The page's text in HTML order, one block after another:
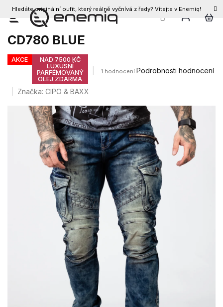
Přejít
obsah
Hledáte originální oufit, který reálně vyčnívá z řady? Vítejte v Enemiq!
CZK
Pánské džíny CIPO & BAXX
CD780 BLUE
AKCE
NAD 7500 KČ
LUXUSNÍ
PARFÉMOVANÝ
OLEJ ZDARMA
Průměrné
5,0
z
5
hvězdiček.
1 hodnocení Podrobnosti hodnocení
Značka:CIPO & BAXX